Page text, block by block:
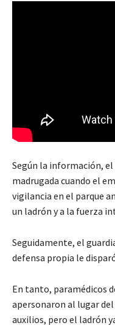
Según la información,
madrugada cuando el
vigilancia en el parque
un ladrón y a la fuerza
Seguidamente, el
defensa propia le
En tanto, paramédicos
apersonaron al lugar
auxilios, pero el ladrón